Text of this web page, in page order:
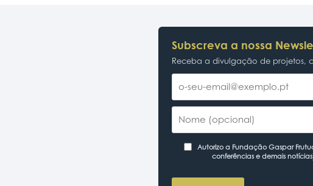
Subscreva a nossa
Receba a divulgação de projetos,
Autorizo a Fundação Gaspar
conferências e demais